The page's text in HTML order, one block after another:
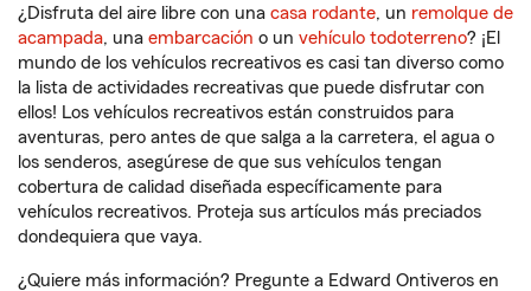
¿Disfruta del aire libre con una casa rodante, un remolque de
acampada, una embarcación o un vehículo todoterreno? ¡El
mundo de los vehículos recreativos es casi tan diverso como
la lista de actividades recreativas que puede disfrutar con
ellos! Los vehículos recreativos están construidos para
aventuras, pero antes de que salga a la carretera, el agua o
los senderos, asegúrese de que sus vehículos tengan
cobertura de calidad diseñada específicamente para
vehículos recreativos. Proteja sus artículos más preciados
dondequiera que vaya.
¿Quiere más información? Pregunte a Edward Ontiveros en